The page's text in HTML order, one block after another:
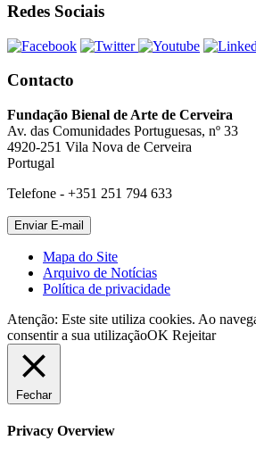
Redes Sociais
Contacto
Fundação Bienal de Arte de Cerveira
Av. das Comunidades Portuguesas, nº 33
4920-251 Vila Nova de Cerveira
Portugal
Telefone - +351 251 794 633
Mapa do Site
Arquivo de Notícias
Política de privacidade
Atenção: Este site utiliza cookies. Ao
consentir a sua utilizaçãoOK Rejeitar
Fechar
Privacy Overview